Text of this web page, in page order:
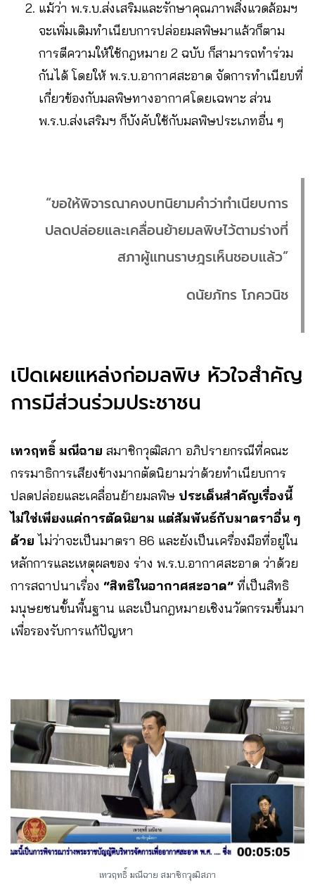
แม้ว่า พ.ร.บ.ส่งเสริมและรักษาคุณภาพสิ่งแวดล้อมฯ
จะเพิ่มเติมทำเนียบการปล่อยมลพิษมาแล้วก็ตาม
การตีความให้ใช้กฎหมาย 2 ฉบับ ก็สามารถทำร่วม
กันได้ โดยให้ พ.ร.บ.อากาศสะอาด จัดการทำเนียบที่
เกี่ยวข้องกับมลพิษทางอากาศโดยเฉพาะ ส่วน
พ.ร.บ.ส่งเสริมฯ ก็บังคับใช้กับมลพิษประเภทอื่น ๆ
“ขอให้พิจารณาคงบทนิยามคำว่าทำเนียบการ
ปลดปล่อยและเคลื่อนย้ายมลพิษไว้ตามร่างที่
สภาผู้แทนราษฎรเห็นชอบแล้ว”
ดนัยภัทร โภควนิช
เปิดเผยแหล่งก่อมลพิษ หัวใจสำคัญ
การมีส่วนร่วมประชาชน
เทวฤทธิ์ มณีฉาย สมาชิกวุฒิสภา อภิปรายกรณีที่คณะ
กรรมาธิการเสียงข้างมากตัดนิยามว่าด้วยทำเนียบการ
ปลดปล่อยและเคลื่อนย้ายมลพิษ ประเด็นสำคัญเรื่องนี้
ไม่ใช่เพียงแค่การตัดนิยาม แต่สัมพันธ์กับมาตราอื่น ๆ
ด้วย ไม่ว่าจะเป็นมาตรา 86 และยังเป็นเครื่องมือที่อยู่ใน
หลักการและเหตุผลของ ร่าง พ.ร.บ.อากาศสะอาด ว่าด้วย
การสถาปนาเรื่อง “สิทธิในอากาศสะอาด” ที่เป็นสิทธิ
มนุษยชนขั้นพื้นฐาน และเป็นกฎหมายเชิงนวัตกรรมขึ้นมา
เพื่อรองรับการแก้ปัญหา
เทวฤทธิ์ มณีฉาย สมาชิกวุฒิสภา